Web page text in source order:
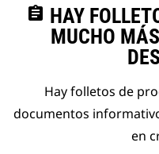
assignment HAY
MUCHO
Hay folletos de
documentos
en